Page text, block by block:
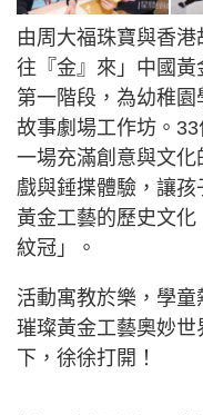
由周大福珠寶與香
往『金』來」中國
第一階段，為幼稚
故事劇場工作坊。
一場充滿創意與文
戲與錘揲體驗，讓孩
黃金工藝的歷史文
紋冠」。
活動寓教於樂，學
璀璨黃金工藝奧妙世
下，徐徐打開！